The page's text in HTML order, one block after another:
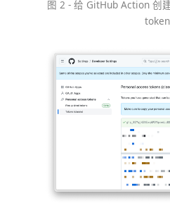
图 2 - 给 GitHub Action 创
token